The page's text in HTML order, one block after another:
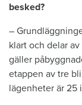
besked?
–
klart och delar
gäller
etappen av tre
lägenheter är 25